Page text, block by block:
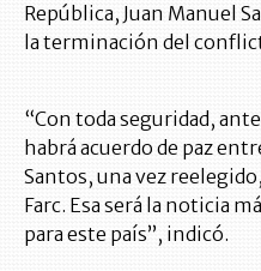
República, Juan Manuel
la terminación del
“Con toda seguridad,
habrá acuerdo de paz
Santos, una vez
Farc. Esa será la noticia
para este país”, indicó.